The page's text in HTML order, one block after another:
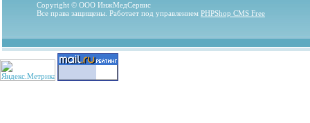
Copyright © ООО ИнжМедСервис
Все права защищены. Работает под управлением PHPShop CMS Free